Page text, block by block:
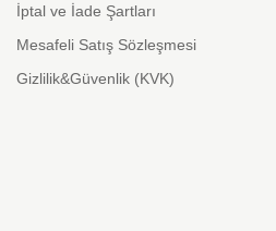
İptal ve İade Şartları
Mesafeli Satış Sözleşmesi
Gizlilik&Güvenlik (KVK)